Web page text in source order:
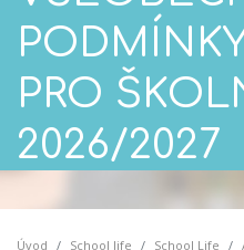
PRO
2026/2027
Úvod School life School Life